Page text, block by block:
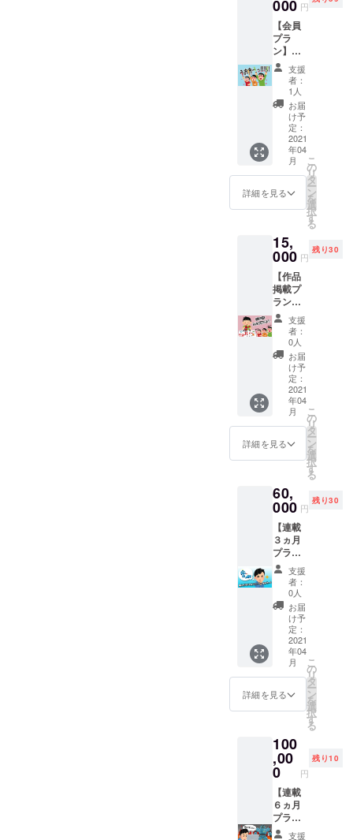
幅広いご支
援をお願い
致します。
た、サ
ご協力
いただ
いた方
のお名
前（ペ
ンネー
ム・ハ
ンドル
ネーム
可）を
掲載い
たしま
す。※ご
希望の
シャル
サンク
スペー
ジへ記
載する
ご希望
のお名
前（ま
たはペ
ンネー
ム・ハ
ンドル
ネー
ム）を
必ず備
ご記入
くださ
い場合
は掲載
希望な
しとな
りま
す。
のウサ
ギの
『Rabbi
tbit』の
ノベル
ティ缶
バッジ
を提供
いたし
ます。
また、
ご希望
の方は
サイト
にお名
可能）
を掲載
ます。
※支援
時、ス
ペシャ
ルサン
クス
ページ
へ記載
するご
希望の
お名前
（また
はペン
ネー
ム）を
必ず備
考欄に
ご記入
くださ
い。記
載のな
い場合
は掲載
希望な
しとな
りま
す。
000 円
【会員
プラ
ン】末
永くサ
ポート
をして
いただ
ける方
を募集
いたし
ます！
本プロ
ジェク
トのマ
スコッ
ター、
ピンク
のウサ
ギの
『Rabbi
tbit』の
ノベル
ティ缶
バッジ
の提供
と、今
回支援
いただ
ける方
のみ発
行とな
る特殊
を行い
ます。
か観る
事の出
来ない
コンテ
ンツの
閲覧
や、通
常表示
される
広告の
非表
示、コ
メント
機能な
トをご
利用い
ただけ
また、
ご希望
の方は
サイト
支援
者：
1人
お届
け予
定：
2021
年04
月
詳細を見る
こ
の
リ
タ
ー
ン
を
選
択
す
る
15,
000 円
残り30
【作品
掲載プ
ラン】
あなた
の気持
ちがこ
もった
作品を
世界に
公開し
てみま
せん
か！？
あなた
の製作
ルの製
作記事
を掲載
いたし
ます。
掲載期
間は6か
月、通
常ペー
ジ制作
30,000
円のと
ころ、
半額に
て掲載
いたし
スト応
募した
作品で
もOK！
素晴ら
しい作
品をよ
り多く
支援
者：
0人
お届
け予
定：
2021
年04
月
詳細を見る
こ
の
リ
タ
ー
ン
を
選
択
す
る
60,
000 円
残り30
【連載
３ヵ月
プラ
ン】あ
なたの
熱いオ
リジナ
ルス
トー
リーが
形にな
る！？
連載記
事で
ファン
う！ あ
なたが
考えた
オリジ
ナルの
ストー
リーを
掲載い
支援
者：
0人
お届
け予
定：
2021
年04
月
詳細を見る
こ
の
リ
タ
ー
ン
を
選
択
す
る
100
,00
0 円
残り10
【連載
６ヵ月
プラ
ン】更
支援